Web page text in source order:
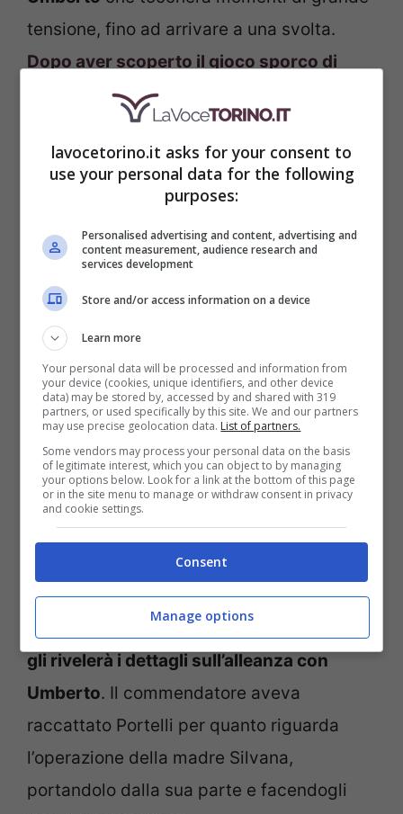
tensione, fino ad arrivare a una svolta.
Dopo aver scoperto il gioco sporco di
Guarnieri e i suoi intrighi, Barbieri
deciderà di andare fino in fondo e apparirà
vendicativo dopo il caso Hofer.
Marcello affronta il fratello Matteo (IG
@ilparadisodellesignorerai) – lavocetorino.it
Marcello troverà nuovi indizi che lo
condurranno alla verità sulla truffa che ha
subito per colpa di Guarnieri, cosa che lo
affrontare il fratello Matteo che
gli rivelerà i dettagli sull’alleanza con
Umberto. Il commendatore aveva
raccattato Portelli per quanto riguarda
l’operazione della madre Silvana,
portandolo dalla sua parte e facendogli
lavocetorino.it asks for your consent to
use your personal data for the following
purposes:
Personalised advertising and content, advertising and
content measurement, audience research and
services development
Store and/or access information on a device
Learn more
Your personal data will be processed and information from
your device (cookies, unique identifiers, and other device
data) may be stored by, accessed by and shared with 319
partners, or used specifically by this site. We and our partners
may use precise geolocation data. List of partners.
Some vendors may process your personal data on the basis
of legitimate interest, which you can object to by managing
your options below. Look for a link at the bottom of this page
or in the site menu to manage or withdraw consent in privacy
and cookie settings.
Consent
Manage options